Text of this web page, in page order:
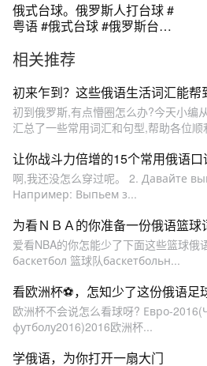
俄式台球。俄罗斯人打台球 #
粤语 #俄式台球 #俄罗斯台球
相关推荐
初来乍到？这些俄语生活词汇能帮
初到俄罗斯,有点懵圈怎么办?今天小编
汇总了一些常用词汇和句型,帮助各位
让你战斗力倍增的15个常用俄语口
啊,我还没怎么穿过呢。 2. Давайте
Например: Выпьем з...
为看ＮＢＡ的你准备一份俄语篮球
爱看NBA的你怎能少了下面这些篮球俄
баскетбол 篮球队баскетбольн...
看欧洲杯⚽，怎知少了这份俄语足
欧洲杯不会说怎么看球呀? Евро-
футболу2016)2016欧洲杯...
学俄语，为你打开一扇大门